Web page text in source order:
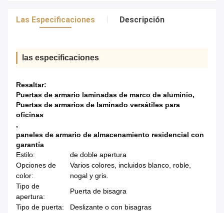
Las Especificaciones Descripción
las especificaciones
Resaltar:
Puertas de armario laminadas de marco de aluminio,
Puertas de armarios de laminado versátiles para
oficinas
,
paneles de armario de almacenamiento residencial con
garantía
Estilo:
de doble apertura
Opciones de
color:
Varios colores, incluidos blanco, roble,
nogal y gris.
Tipo de
apertura:
Puerta de bisagra
Tipo de puerta:
Deslizante o con bisagras